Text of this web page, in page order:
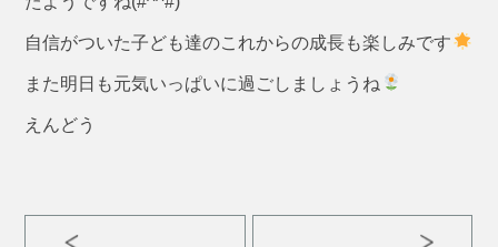
自信がついた子ども達のこれからの成長も楽しみです
また明日も元気いっぱいに過ごしましょうね
えんどう